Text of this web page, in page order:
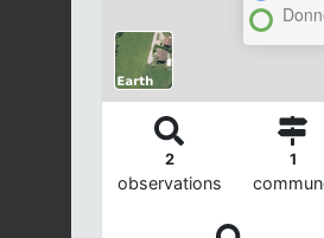
2
observations
1